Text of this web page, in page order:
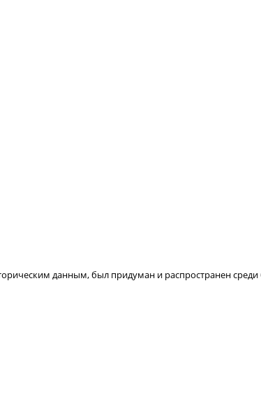
данным, был придуман и распространен среди